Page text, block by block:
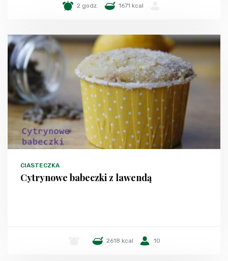
2 godz. 1671 kcal
CIASTECZKA
Cytrynowe babeczki z lawendą
2618 kcal 10